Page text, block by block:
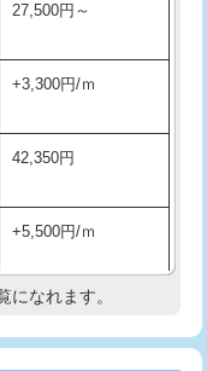
16,500円
5,500円
5,500円
11,000円
27,500円～
+3,300円/ｍ
42,350円
+5,500円/ｍ
現地調査
になれます。